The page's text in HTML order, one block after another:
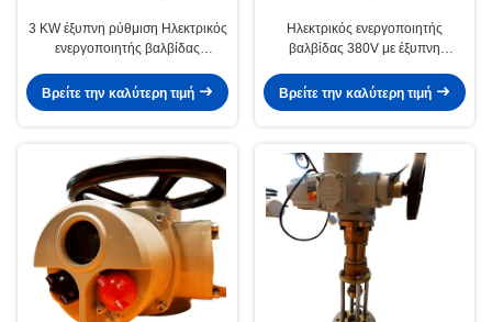
3 KW έξυπνη ρύθμιση Ηλεκτρικός
ενεργοποιητής βαλβίδας
Βρείτε την καλύτερη τιμή
Ηλεκτρικός ενεργοποιητής
βαλβίδας 380V με έξυπνη
ενεργοποιητές
Βρείτε την καλύτερη τιμή